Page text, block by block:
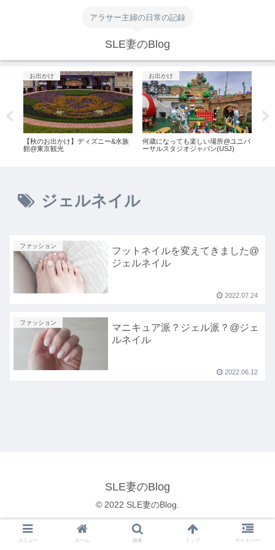
アラサー主婦の日常の記録
SLE妻のBlog
お出かけ
【秋のお出かけ】ディズニー&水族
館@東京観光
お出かけ
何歳になっても楽しい場所@ユニバ
ーサルスタジオジャパン(USJ)
ジェルネイル
ファッション
フットネイルを変えてきました@
ジェルネイル
2022.07.24
ファッション
マニキュア派？ジェル派？@ジェ
ルネイル
2022.06.12
SLE妻のBlog
© 2022 SLE妻のBlog.
メニュー ホーム 検索 トップ サイドバー